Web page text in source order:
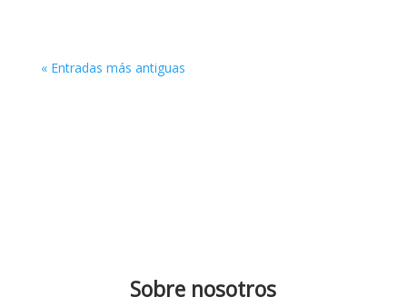
« Entradas más antiguas
Sobre nosotros